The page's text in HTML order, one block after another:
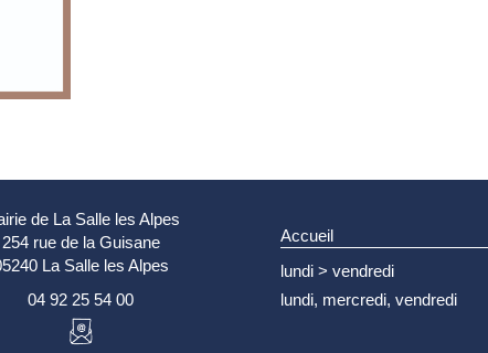
de La Salle les Alpes
254 rue de la Guisane
La Salle les Alpes
04 92 25 54 00
Accueil
lundi > vendredi
lundi, mercredi, vendredi